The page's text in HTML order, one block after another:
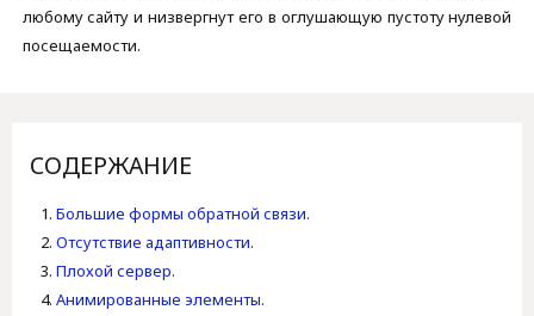
любому сайту и низвергнут его в оглушающую пустоту нулевой
посещаемости.
СОДЕРЖАНИЕ
Большие формы обратной связи.
Отсутствие адаптивности.
Плохой сервер.
Анимированные элементы.